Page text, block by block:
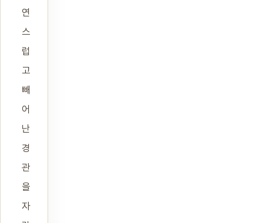
연
스
럽
고
빼
어
난
경
관
을
자